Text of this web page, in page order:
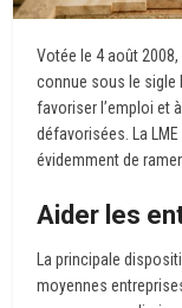
Votée le 4 août
connue sous le sigle
favoriser l’emploi et
défavorisées. La
évidemment de
Aider les
La principale
moyennes